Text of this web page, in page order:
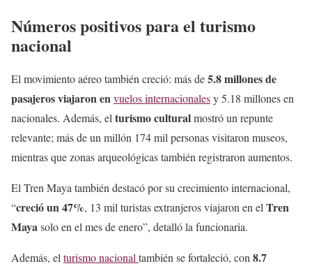
Números positivos para el turismo
nacional
El movimiento aéreo también creció: más de5.8 millones de
pasajeros viajaron envuelos internacionalesy 5.18 millones en
nacionales. Además, el turismo culturalmostró un repunte
relevante; más de un millón 174 mil personas visitaron museos,
mientras que zonas arqueológicas también registraron aumentos.
El Tren Maya también destacó por su crecimiento internacional,
“creció un 47%, 13 mil turistas extranjeros viajaron en el Tren
Mayasolo en el mes de enero”, detalló la funcionaria.
Además, el turismo nacional también se fortaleció, con 8.7